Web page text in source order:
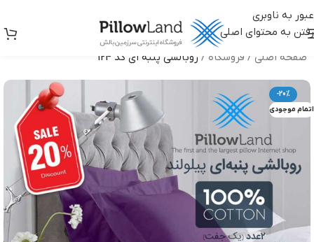
عبور به ناوبری
رفتن به محتوای اصلی
صفحه اصلی / فروشگاه / روبالشی پنبه ای کد 124
-20%
اتمام موجودی